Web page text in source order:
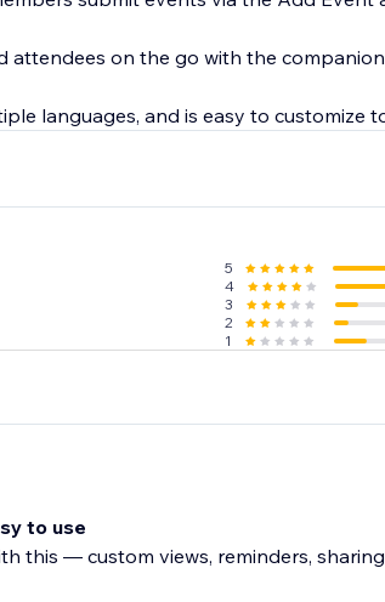
attendees on the go with the
languages, and is easy to customize
5
4
3
2
1
to use
this — custom views, reminders,